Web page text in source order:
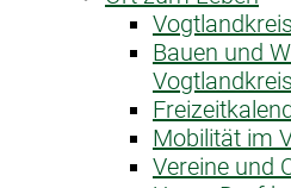
Bauen und
Vogtlandkreis
Mobilität im
Vereine und